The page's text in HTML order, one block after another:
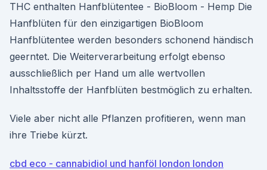
THC enthalten Hanfblütentee - BioBloom - Hemp Die
Hanfblüten für den einzigartigen BioBloom
Hanfblütentee werden besonders schonend händisch
geerntet. Die Weiterverarbeitung erfolgt ebenso
ausschließlich per Hand um alle wertvollen
Inhaltsstoffe der Hanfblüten bestmöglich zu erhalten.
Viele aber nicht alle Pflanzen profitieren, wenn man
ihre Triebe kürzt.
cbd eco - cannabidiol und hanföl london london